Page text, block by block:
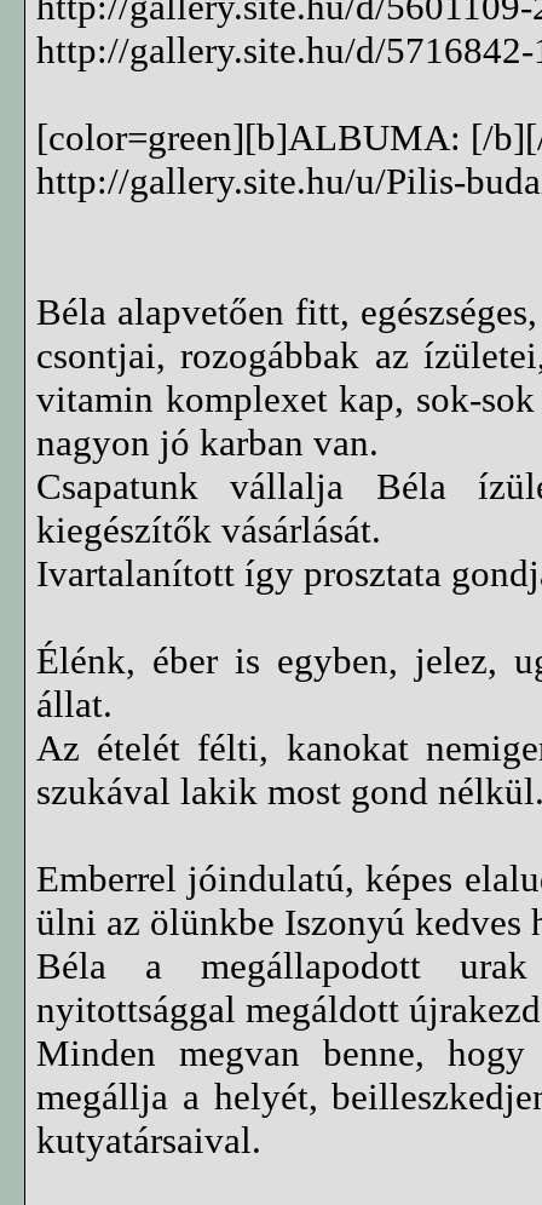
http://gallery.site.hu/d/
[color=green][b]ALBUMA: [/
http://gallery.site.hu/u/Pilis-
Béla alapvetően fitt,
csontjai, rozogábbak az
vitamin komplexet kap, sok-
nagyon jó karban van.
Csapatunk vállalja Béla
kiegészítők vásárlását.
Ivartalanított így prosztata
Élénk, éber is egyben, jelez,
állat.
Az ételét félti, kanokat
szukával lakik most gond
Emberrel jóindulatú, képes
ülni az ölünkbe Iszonyú kedves
Béla a megállapodott urak
nyitottsággal megáldott
Minden megvan benne,
megállja a helyét,
kutyatársaival.